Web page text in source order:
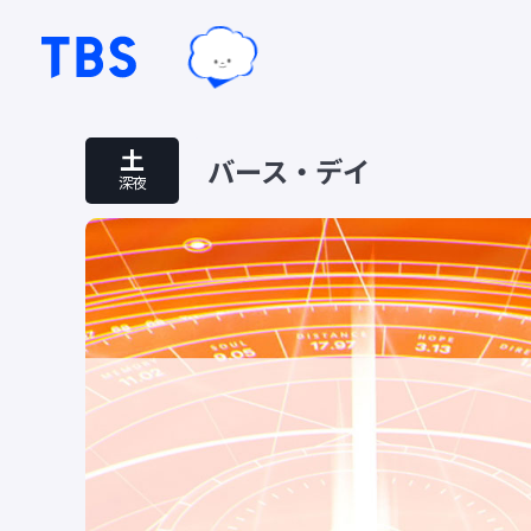
TBSテレビ｜ときめくときを。
土
深夜 バース・デイ